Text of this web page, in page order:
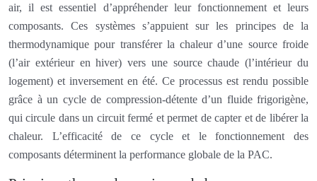
air, il est essentiel d’appréhender leur fonctionnement et leurs
composants. Ces systèmes s’appuient sur les principes de la
thermodynamique pour transférer la chaleur d’une source froide
(l’air extérieur en hiver) vers une source chaude (l’intérieur du
logement) et inversement en été. Ce processus est rendu possible
grâce à un cycle de compression-détente d’un fluide frigorigène,
qui circule dans un circuit fermé et permet de capter et de libérer la
chaleur. L’efficacité de ce cycle et le fonctionnement des
composants déterminent la performance globale de la PAC.